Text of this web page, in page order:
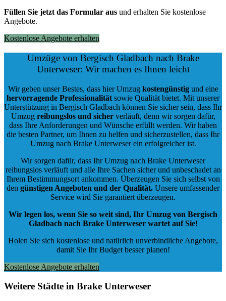
Füllen Sie jetzt das Formular aus und erhalten Sie kostenlose
Angebote.
Kostenlose Angebote erhalten
Umzüge von Bergisch Gladbach nach Brake
Unterweser: Wir machen es Ihnen leicht
Wir geben unser Bestes, dass hier Umzug kostengünstigund eine
hervorragende Professionalität sowie Qualität bietet. Mit unserer
Unterstützung in Bergisch Gladbach können Sie sicher sein, dass Ihr
Umzug reibungslos und sicherverläuft, denn wir sorgen dafür,
dass Ihre Anforderungen und Wünsche erfüllt werden. Wir haben
die besten Partner, um Ihnen zu helfen und sicherzustellen, dass Ihr
Umzug nach Brake Unterweser ein erfolgreicher ist.
Wir sorgen dafür, dass Ihr Umzug nach Brake Unterweser
reibungslos verläuft und alle Ihre Sachen sicher und unbeschadet an
Ihrem Bestimmungsort ankommen. Überzeugen Sie sich selbst von
den günstigen Angeboten und der Qualität. Unsere umfassender
Service wird Sie garantiert überzeugen.
Wir legen los, wenn Sie so weit sind, Ihr Umzug von Bergisch
Gladbach nach Brake Unterweser wartet auf Sie!
Holen Sie sich kostenlose und natürlich unverbindliche Angebote,
damit Sie Ihr Budget besser planen!
Kostenlose Angebote erhalten
Weitere Städte in Brake Unterweser